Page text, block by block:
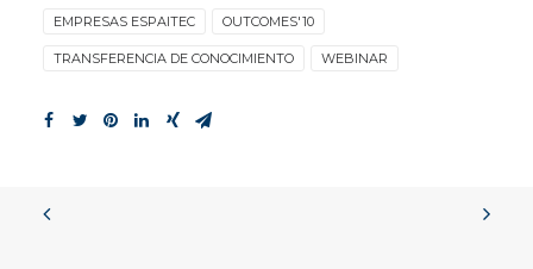
EMPRESAS ESPAITEC OUTCOMES'10
TRANSFERENCIA DE CONOCIMIENTO WEBINAR